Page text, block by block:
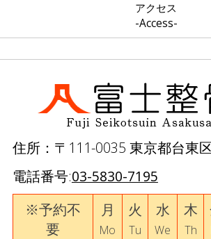
アクセス
-Access-
住所：〒111-0035 東京都台東
電話番号:03-5830-7195
※予約不
要
月
Mo
火
Tu
水
We
木
Th